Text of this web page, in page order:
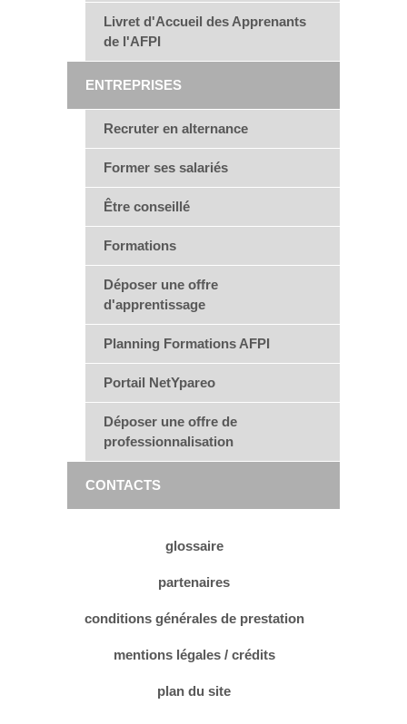
Livret d'Accueil des Apprenants
de l'AFPI
ENTREPRISES
Recruter en alternance
Former ses salariés
Être conseillé
Formations
Déposer une offre
d'apprentissage
Planning Formations AFPI
Portail NetYpareo
Déposer une offre de
professionnalisation
CONTACTS
glossaire
partenaires
conditions générales de prestation
mentions légales / crédits
plan du site